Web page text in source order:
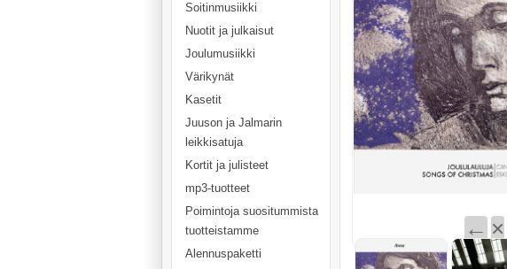
Soitinmusiikki
Nuotit ja julkaisut
Joulumusiikki
Värikynät
Kasetit
Juuson ja Jalmarin
leikkisatuja
Kortit ja julisteet
mp3-tuotteet
Poimintoja suositummista
tuotteistamme
Alennuspaketti
← ×